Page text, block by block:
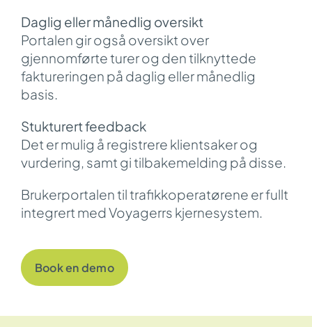
Daglig eller månedlig oversikt
Portalen gir også oversikt over
gjennomførte turer og den tilknyttede
faktureringen på daglig eller månedlig
basis.
Stukturert feedback
Det er mulig å registrere klientsaker og
vurdering, samt gi tilbakemelding på disse.
Brukerportalen til trafikkoperatørene er fullt
integrert med Voyagerrs kjernesystem.
Book en demo